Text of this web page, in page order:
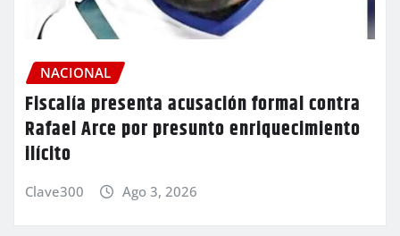
NACIONAL
Fiscalía presenta acusación formal contra
Rafael Arce por presunto enriquecimiento
ilícito
Clave300 Ago 3, 2026